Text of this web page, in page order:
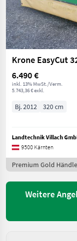
Krone EasyCut
6.490 €
inkl. 13% MwSt./Verm.
5.743,36 € exkl.
Bj. 2012 320 cm
Landtechnik Villach
9500 Kärnten
Premium Gold
Weitere